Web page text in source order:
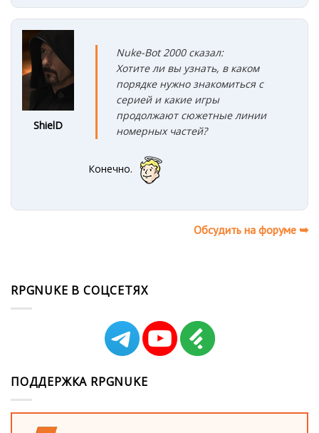
ShielD
Nuke-Bot 2000 сказал:
Хотите ли вы узнать, в каком
порядке нужно знакомиться с
серией и какие игры
продолжают сюжетные линии
номерных частей?
Конечно.
Обсудить на форуме ➥
RPGNUKE В СОЦСЕТЯХ
ПОДДЕРЖКА RPGNUKE